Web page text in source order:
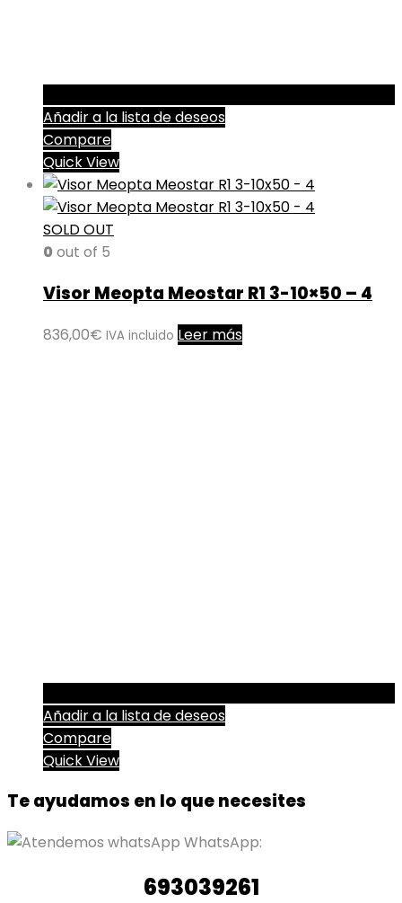
Añadir a la lista de deseos
Compare
Quick View
SOLD OUT
0 out of 5
Visor Meopta Meostar R1 3-10×50 – 4
836,00€ IVA incluido Leer más
Añadir a la lista de deseos
Compare
Quick View
Te ayudamos en lo que necesites
WhatsApp:
693039261